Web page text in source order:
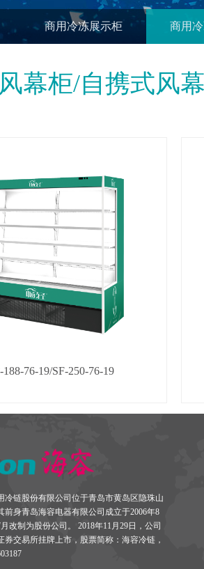
商用冷冻展示柜 商用
幕柜/自携式风
188-76-19/SF-250-76-19
冷链股份有限公司位于青岛市黄岛区隐珠山
前身青岛海容电器有限公司成立于2006年8
改制为股份公司。 2018年11月29日，公司
券交易所挂牌上市，股票简称：海容冷链，